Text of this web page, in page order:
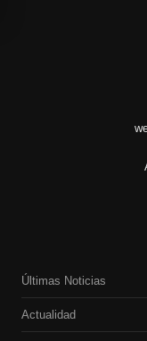
Últimas Noticias
Actualidad